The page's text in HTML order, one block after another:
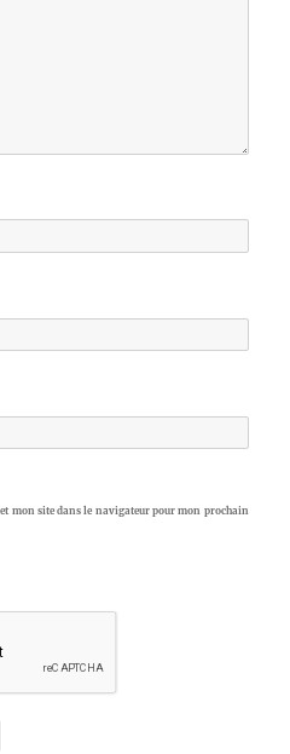
mon site dans le navigateur pour mon prochain